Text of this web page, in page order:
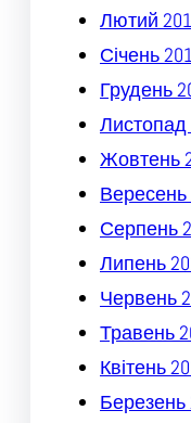
Лютий
Січень
Грудень
Листопад
Жовтень
Вересень
Серпень
Липень
Червень
Травень
Квітень
Березень